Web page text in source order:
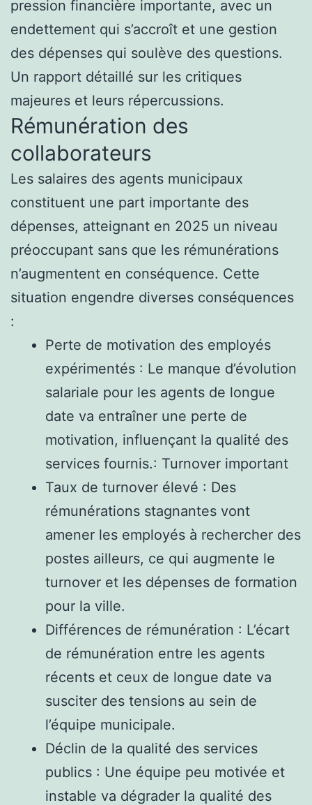
pression financière importante, avec un
endettement qui s’accroît et une gestion
des dépenses qui soulève des questions.
Un rapport détaillé sur les critiques
majeures et leurs répercussions.
Rémunération des
collaborateurs
Les salaires des agents municipaux
constituent une part importante des
dépenses, atteignant en 2025 un niveau
préoccupant sans que les rémunérations
n’augmentent en conséquence. Cette
situation engendre diverses conséquences
:
Perte de motivation des employés
expérimentés : Le manque d’évolution
salariale pour les agents de longue
date va entraîner une perte de
motivation, influençant la qualité des
services fournis.: Turnover important
Taux de turnover élevé : Des
rémunérations stagnantes vont
amener les employés à rechercher des
postes ailleurs, ce qui augmente le
turnover et les dépenses de formation
pour la ville.
Différences de rémunération : L’écart
de rémunération entre les agents
récents et ceux de longue date va
susciter des tensions au sein de
l’équipe municipale.
Déclin de la qualité des services
publics : Une équipe peu motivée et
instable va dégrader la qualité des